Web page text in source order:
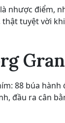
nhược điểm,
thật tuyệt vời
88 búa
đầu ra cân